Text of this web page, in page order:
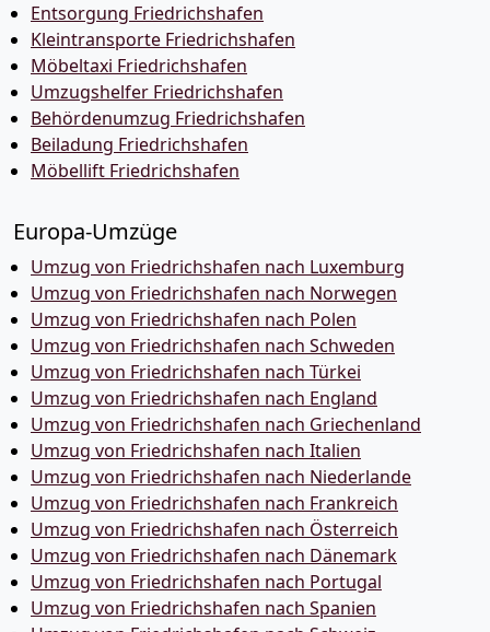
Entsorgung Friedrichshafen
Kleintransporte Friedrichshafen
Möbeltaxi Friedrichshafen
Umzugshelfer Friedrichshafen
Behördenumzug Friedrichshafen
Beiladung Friedrichshafen
Möbellift Friedrichshafen
Europa-Umzüge
Umzug von Friedrichshafen nach Luxemburg
Umzug von Friedrichshafen nach Norwegen
Umzug von Friedrichshafen nach Polen
Umzug von Friedrichshafen nach Schweden
Umzug von Friedrichshafen nach Türkei
Umzug von Friedrichshafen nach England
Umzug von Friedrichshafen nach Griechenland
Umzug von Friedrichshafen nach Italien
Umzug von Friedrichshafen nach Niederlande
Umzug von Friedrichshafen nach Frankreich
Umzug von Friedrichshafen nach Österreich
Umzug von Friedrichshafen nach Dänemark
Umzug von Friedrichshafen nach Portugal
Umzug von Friedrichshafen nach Spanien